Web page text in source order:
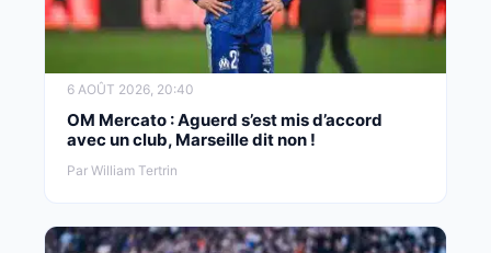
6 AOÛT 2026, 20:40
OM Mercato : Aguerd s’est mis d’accord
avec un club, Marseille dit non !
Par William Tertrin